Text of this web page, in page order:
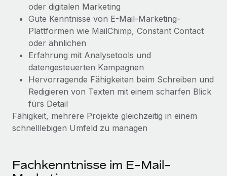
oder digitalen Marketing
Gute Kenntnisse von E-Mail-Marketing-
Plattformen wie MailChimp, Constant Contact
oder ähnlichen
Erfahrung mit Analysetools und
datengesteuerten Kampagnen
Hervorragende Fähigkeiten beim Schreiben und
Redigieren von Texten mit einem scharfen Blick
fürs Detail
Fähigkeit, mehrere Projekte gleichzeitig in einem
schnelllebigen Umfeld zu managen
Fachkenntnisse im E-Mail-